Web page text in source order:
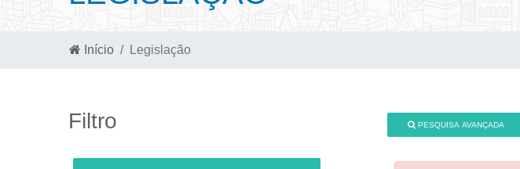
Início Legislação
Filtro PESQUISA AVANÇADA